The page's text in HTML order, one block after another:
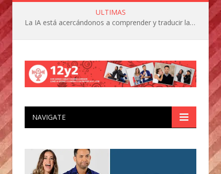
ULTIMAS
La IA está acercándonos a comprender y traducir las vocalizaciones y comportamientos de nuestras mascotas
NAVIGATE